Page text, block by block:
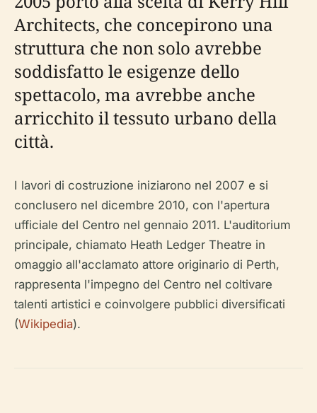
Architects, che concepirono una
struttura che non solo avrebbe
soddisfatto le esigenze dello
spettacolo, ma avrebbe anche
arricchito il tessuto urbano della
città.
I lavori di costruzione iniziarono nel 2007 e si
conclusero nel dicembre 2010, con l'apertura
ufficiale del Centro nel gennaio 2011. L'auditorium
principale, chiamato Heath Ledger Theatre in
omaggio all'acclamato attore originario di Perth,
rappresenta l'impegno del Centro nel coltivare
talenti artistici e coinvolgere pubblici diversificati
(Wikipedia).